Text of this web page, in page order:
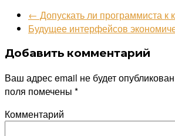
← Допускать ли программиста к
Будущее интерфейсов
Добавить комментарий
Ваш адрес email не будет
поля помечены *
Комментарий